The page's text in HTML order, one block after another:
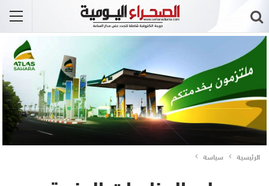
الرئيسية سياسة